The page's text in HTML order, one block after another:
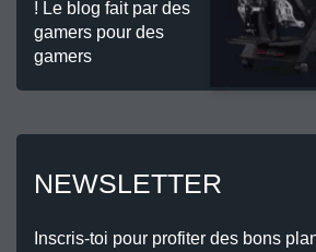
! Le blog fait par des
gamers pour des
gamers
NEWSLETTER
Inscris-toi pour profiter des bons